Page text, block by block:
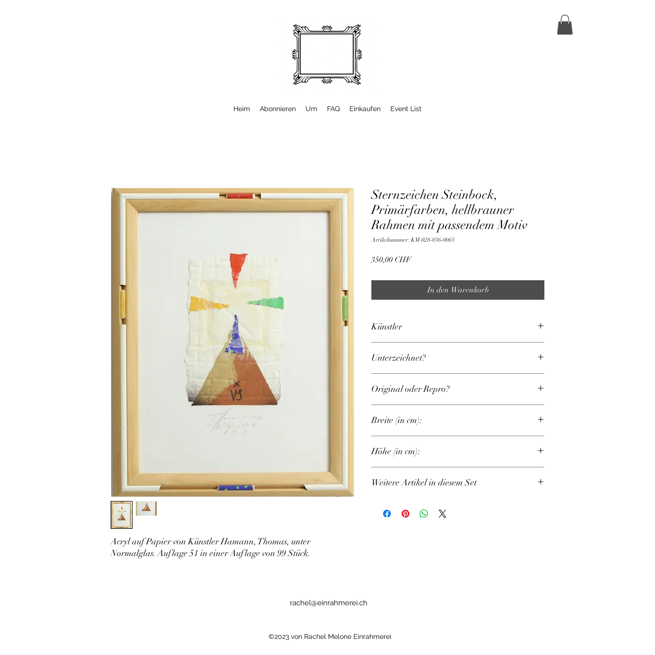
Heim Abonnieren Um FAQ Einkaufen Event List
Acryl auf Papier von Künstler Hamann, Thomas, unter
Normalglas. Auflage 51 in einer Auflage von 99 Stück.
Sternzeichen Steinbock,
Primärfarben, hellbrauner
Rahmen mit passendem Motiv
Artikelnummer: KM-028-036-0065
350,00 CHFPreis
In den Warenkorb
Künstler
Unterzeichnet?
Original oder Repro?
Breite (in cm):
Höhe (in cm):
Weitere Artikel in diesem Set
KM-028-036-0079
rachel@einrahmerei.ch
©2023 von Rachel Melone Einrahmerei